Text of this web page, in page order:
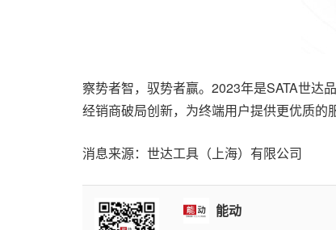
察势者智，驭势者赢。2023年是SATA世达
经销商破局创新，为终端用户提供更优质的
消息来源：世达工具（上海）有限公司
能动